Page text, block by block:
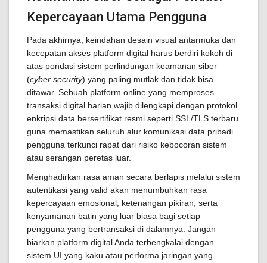
Kepercayaan Utama Pengguna
Pada akhirnya, keindahan desain visual antarmuka dan
kecepatan akses platform digital harus berdiri kokoh di
atas pondasi sistem perlindungan keamanan siber
(cyber security) yang paling mutlak dan tidak bisa
ditawar. Sebuah platform online yang memproses
transaksi digital harian wajib dilengkapi dengan protokol
enkripsi data bersertifikat resmi seperti SSL/TLS terbaru
guna memastikan seluruh alur komunikasi data pribadi
pengguna terkunci rapat dari risiko kebocoran sistem
atau serangan peretas luar.
Menghadirkan rasa aman secara berlapis melalui sistem
autentikasi yang valid akan menumbuhkan rasa
kepercayaan emosional, ketenangan pikiran, serta
kenyamanan batin yang luar biasa bagi setiap
pengguna yang bertransaksi di dalamnya. Jangan
biarkan platform digital Anda terbengkalai dengan
sistem UI yang kaku atau performa jaringan yang